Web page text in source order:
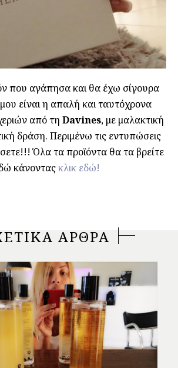
που αγάπησα και θα έχω σίγουρα
είναι η απαλή και ταυτόχρονα
από τη Davines, με μαλακτική
δράση. Περιμένω τις εντυπώσεις
Όλα τα προϊόντα θα τα βρείτε
κάνοντας κλικ εδώ!
ΑΡΘΡΑ